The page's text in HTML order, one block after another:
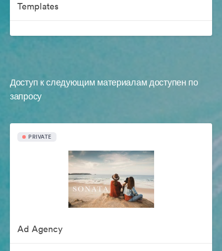
Templates
Доступ к следующим материалам доступен по
запросу
PRIVATE
Ad Agency